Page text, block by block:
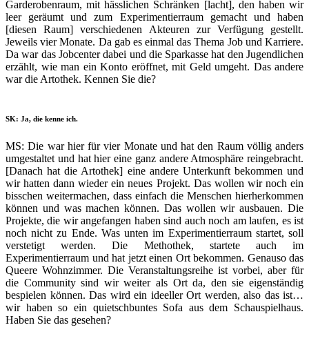
Garderobenraum, mit hässlichen Schränken [lacht], den haben wir
leer geräumt und zum Experimentierraum gemacht und haben
[diesen Raum] verschiedenen Akteuren zur Verfügung gestellt.
Jeweils vier Monate. Da gab es einmal das Thema Job und Karriere.
Da war das Jobcenter dabei und die Sparkasse hat den Jugendlichen
erzählt, wie man ein Konto eröffnet, mit Geld umgeht. Das andere
war die Artothek. Kennen Sie die?
SK: Ja, die kenne ich.
MS: Die war hier für vier Monate und hat den Raum völlig anders
umgestaltet und hat hier eine ganz andere Atmosphäre reingebracht.
[Danach hat die Artothek] eine andere Unterkunft bekommen und
wir hatten dann wieder ein neues Projekt. Das wollen wir noch ein
bisschen weitermachen, dass einfach die Menschen hierherkommen
können und was machen können. Das wollen wir ausbauen. Die
Projekte, die wir angefangen haben sind auch noch am laufen, es ist
noch nicht zu Ende. Was unten im Experimentierraum startet, soll
verstetigt werden. Die Methothek, startete auch im
Experimentierraum und hat jetzt einen Ort bekommen. Genauso das
Queere Wohnzimmer. Die Veranstaltungsreihe ist vorbei, aber für
die Community sind wir weiter als Ort da, den sie eigenständig
bespielen können. Das wird ein ideeller Ort werden, also das ist…
wir haben so ein quietschbuntes Sofa aus dem Schauspielhaus.
Haben Sie das gesehen?